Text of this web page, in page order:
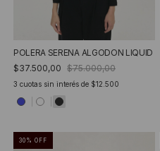
POLERA SERENA ALGODON LIQUID
$37.500,00 $75.000,00
3 cuotas sin interés de $12.500
30 % OFF